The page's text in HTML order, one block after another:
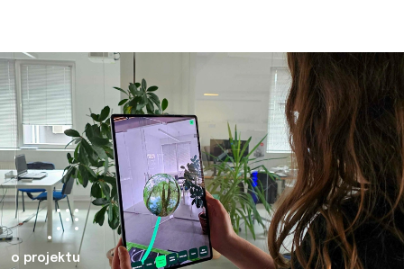
o projektu